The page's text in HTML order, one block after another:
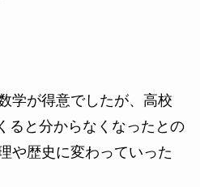
学が得意でしたが、高校
ると分からなくなったとの
や歴史に変わっていった